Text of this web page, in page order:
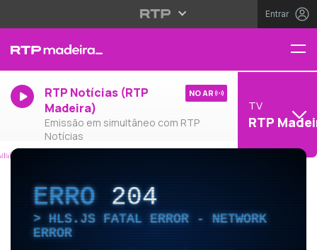
Entrar
RTP Notícias (RTP
Madeira)
Emissão em simultâneo com RTP
Notícias
NO AR
TV
RTP
ERRO204
HLS.JS FATAL ERROR - NETWORK
ERROR